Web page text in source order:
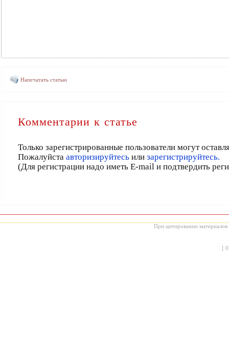
Напечатать статью
Комментарии к статье
Только зарегистрированные пользователи могут
Пожалуйста авторизируйтесьили зарегистрируйтесь.
(Для регистрации надо иметь E-mail и подтвердить
При цитировании материалов
[